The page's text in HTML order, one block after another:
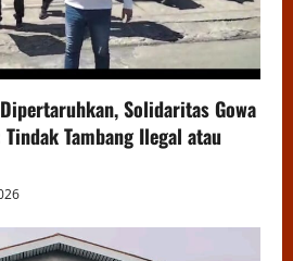
Solidaritas Gowa
Tambang Ilegal atau